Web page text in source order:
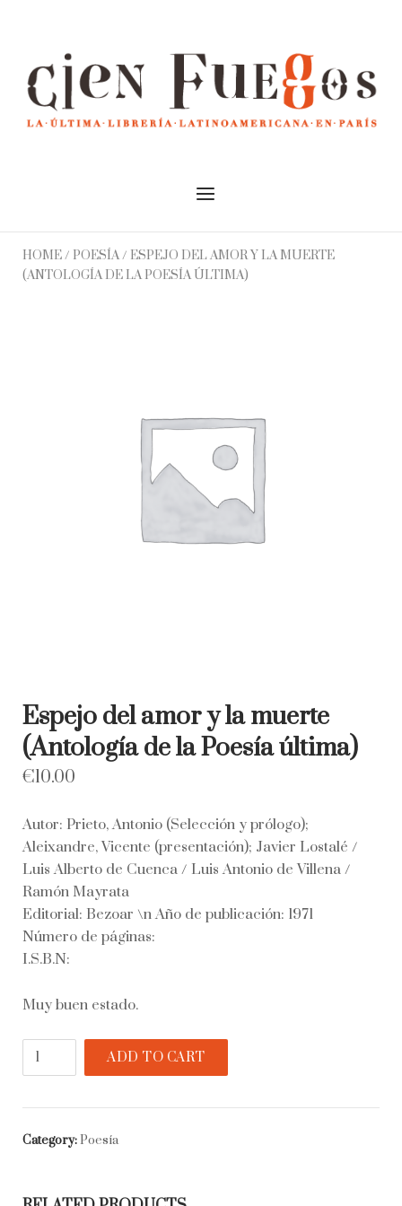
Menu
HOME/ POESÍA/ ESPEJO DEL AMOR Y LA MUERTE
(ANTOLOGÍA DE LA POESÍA ÚLTIMA)
Espejo del amor y la muerte
(Antología de la Poesía última)
€10.00
Autor: Prieto, Antonio (Selección y prólogo);
Aleixandre, Vicente (presentación); Javier Lostalé /
Luis Alberto de Cuenca / Luis Antonio de Villena /
Ramón Mayrata
Editorial: Bezoar \n Año de publicación: 1971
Número de páginas:
I.S.B.N:
Muy buen estado.
Espejo
y
la
muerte
ADD TO CART
Category:Poesía